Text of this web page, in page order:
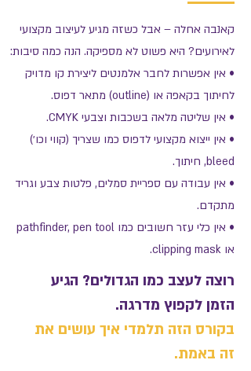
קאנבה אחלה – אבל כשזה מגיע לעיצוב מקצועי
לאירועים? היא פשוט לא מספיקה. הנה כמה סיבות:
• אין אפשרות לחבר אלמנטים ליצירת קו מדויק
לחיתוך בקאפה או (outline) מתאר דפוס.
• אין שליטה מלאה בשכבות וצבעי CMYK.
• אין ייצוא מקצועי לדפוס כמו שצריך (קווי וכו׳)
bleed, חיתוך.
• אין עבודה עם ספריית סמלים, פלטות צבע וגריד
מתקדם.
• אין כלי עזר חשובים כמו pathfinder, pen tool
או clipping mask.
רוצה לעצב כמו הגדולים? הגיע
הזמן לקפוץ מדרגה.
בקורס הזה תלמדי איך עושים את
זה באמת.